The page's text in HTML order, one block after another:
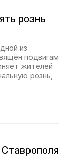
рознь
из
подвигам
жителей
рознь,